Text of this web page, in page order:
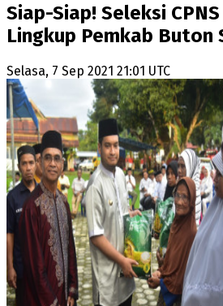
Siap-Siap! Seleksi
Lingkup Pemkab Buton
Selasa, 7 Sep 2021 21:01 UTC